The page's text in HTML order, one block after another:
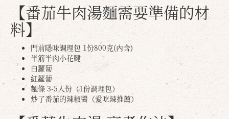
【番茄牛肉湯麵需要準備的材
料】
門前隱味調理包 1份800克(內含)
半筋半肉小花腱
白蘿蔔
紅蘿蔔
麵條 3-5人份（1份調理包）
炒了番茄的辣椒醬（愛吃辣推薦）